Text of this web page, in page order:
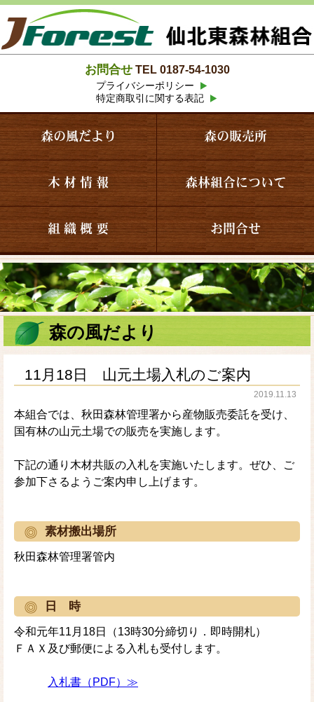
お問合せ TEL 0187-54-1030
プライバシーポリシー
特定商取引に関する表記
森の風だより 森の販売所
木 材 情 報 森林組合について
組 織 概 要 お問合せ
森の風だより
11月18日 山元土場入札のご案内
2019.11.13
本組合では、秋田森林管理署から産物販売委託を受け、
国有林の山元土場での販売を実施します。
下記の通り木材共販の入札を実施いたします。ぜひ、ご
参加下さるようご案内申し上げます。
素材搬出場所
秋田森林管理署管内
日 時
令和元年11月18日（13時30分締切り．即時開札）
ＦＡＸ及び郵便による入札も受付します。
入札書（PDF）≫